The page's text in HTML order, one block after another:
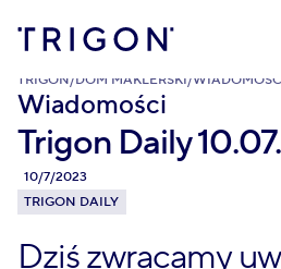
TRIGON/DOM MAKLERSKI/
Wiadomości
Trigon Daily
10/7/2023
TRIGON DAILY
Dziś zwracamy